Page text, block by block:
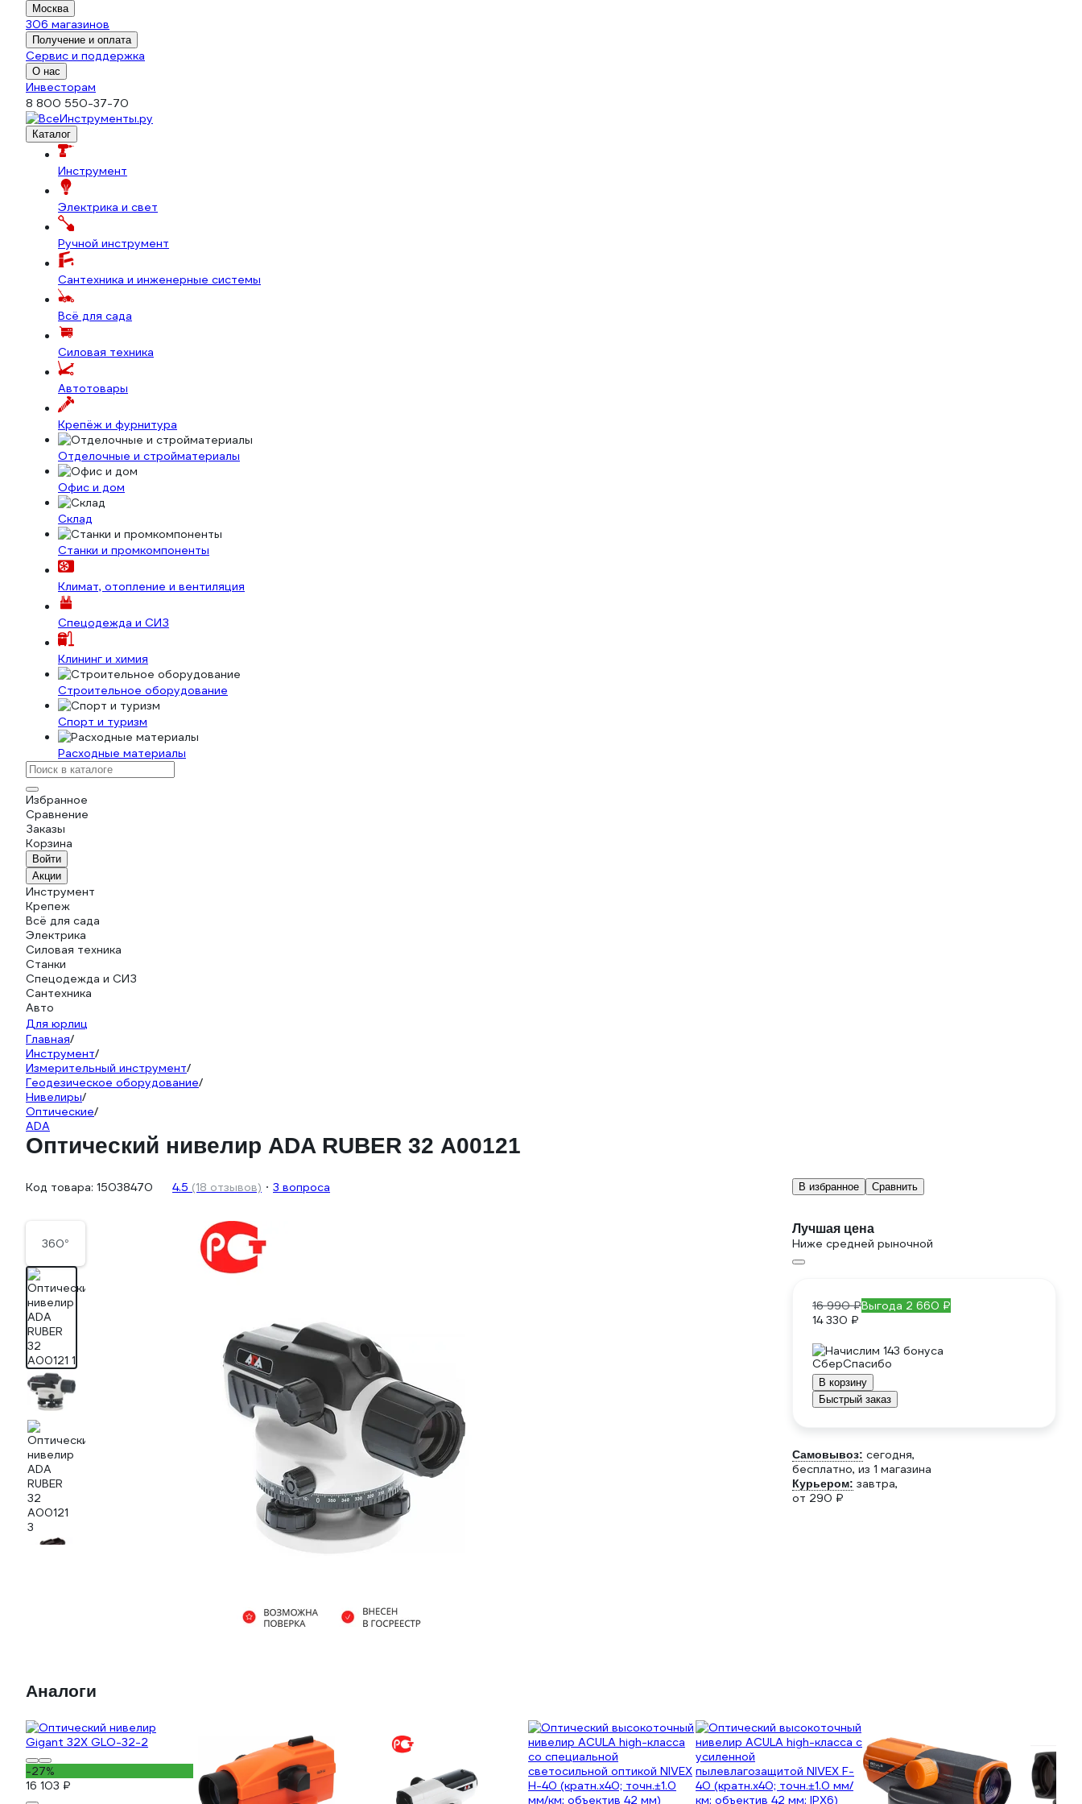
Москва
306 магазинов
Получение и оплата
Сервис и поддержка
О нас
Инвесторам
8 800 550-37-70
Каталог
Инструмент
Электрика и свет
Ручной инструмент
Сантехника и инженерные системы
Всё для сада
Силовая техника
Автотовары
Крепёж и фурнитура
Отделочные и стройматериалы
Офис и дом
Склад
Станки и промкомпоненты
Климат, отопление и вентиляция
Спецодежда и СИЗ
Клининг и химия
Строительное оборудование
Спорт и туризм
Расходные материалы
Избранное
Сравнение
Заказы
Корзина
Войти
Акции
Инструмент
Крепеж
Всё для сада
Электрика
Силовая техника
Станки
Спецодежда и СИЗ
Сантехника
Авто
Для юрлиц
Главная/
Инструмент/
Измерительный инструмент/
Геодезическое оборудование/
Нивелиры/
Оптические/
ADA
Оптический нивелир ADA RUBER 32 А00121
Код товара: 15038470 4.5 (18 отзывов) 3 вопроса В избранное Сравнить
360°
Лучшая цена
Ниже средней рыночной
16 990 ₽Выгода 2 660 ₽
14 330 ₽
Начислим 143 бонуса
В корзину
Быстрый заказ
Самовывоз: сегодня,
бесплатно, из 1 магазина
Курьером: завтра,
от 290 ₽
Аналоги
-27%
16 103 ₽